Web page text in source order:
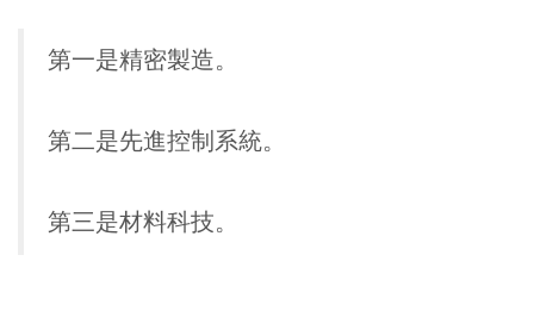
第一是精密製造。
第二是先進控制系統。
第三是材料科技。